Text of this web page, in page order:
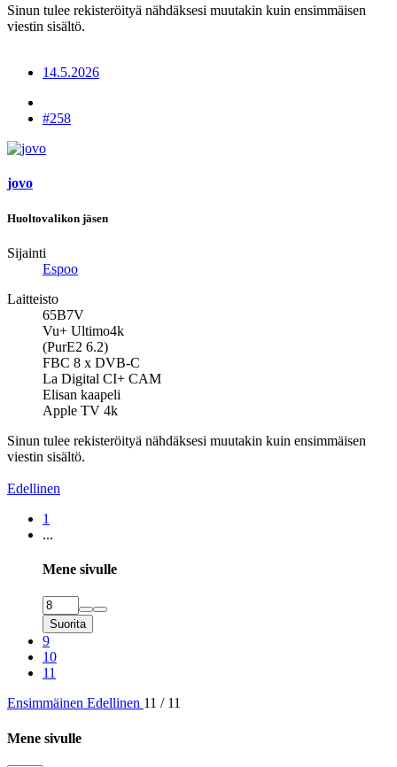
Sinun tulee rekisteröityä nähdäksesi muutakin kuin ensimmäisen
viestin sisältö.
14.5.2026
#258
jovo
Huoltovalikon jäsen
Sijainti
Espoo
Laitteisto
65B7V
Vu+ Ultimo4k
(PurE2 6.2)
FBC 8 x DVB-C
La Digital CI+ CAM
Elisan kaapeli
Apple TV 4k
Sinun tulee rekisteröityä nähdäksesi muutakin kuin ensimmäisen
viestin sisältö.
Edellinen
1
...
Mene sivulle
Suorita
9
10
11
Ensimmäinen Edellinen 11 / 11
Mene sivulle